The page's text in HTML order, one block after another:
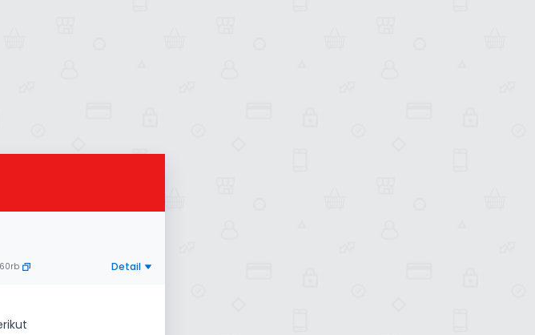
Detail